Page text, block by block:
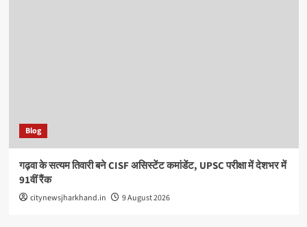
Blog
गढ़वा के सत्यम तिवारी बने CISF असिस्टेंट कमांडेंट, UPSC परीक्षा में देशभर में
91वीं रैंक
citynewsjharkhand.in 9 August 2026